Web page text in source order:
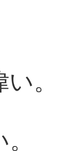
。